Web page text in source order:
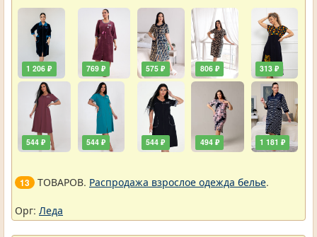
1 206 ₽
544 ₽
769 ₽
544 ₽
575 ₽
544 ₽
806 ₽
494 ₽
313 ₽
1 181 ₽
13 ТОВАРОВ. Распродажа взрослое одежда белье.
Орг: Леда